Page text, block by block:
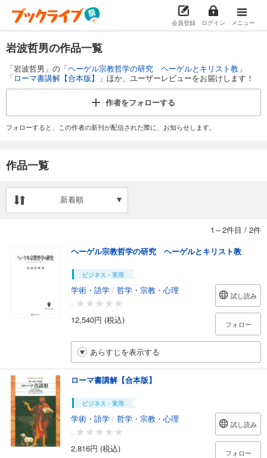
会員登録 ログイン メニュー
岩波哲男の作品一覧
「岩波哲男」の「ヘーゲル宗教哲学の研究 ヘーゲルとキリスト教 」
「ローマ書講解【合本版】 」ほか、ユーザーレビューをお届けします！
作者をフォローする
フォローすると、この作者の新刊が配信された際に、お知らせします。
作品一覧
新着順
1～2件目 / 2件
ヘーゲル宗教哲学の研究 ヘーゲルとキリスト教
ビジネス・実用
学術・語学 / 哲学・宗教・心理
-
12,540円 (税込)
試し読み
フォロー
あらすじを表示する
ローマ書講解【合本版】
ビジネス・実用
学術・語学 / 哲学・宗教・心理
-
2,816円 (税込)
試し読み
フォロー